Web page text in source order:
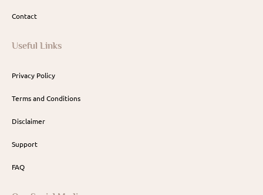
Contact
Useful Links
Privacy Policy
Terms and Conditions
Disclaimer
Support
FAQ